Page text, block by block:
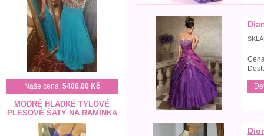
Naše cena: 5400.00 Kč
MODRÉ HLADKÉ TYLOVÉ
PLESOVÉ ŠATY NA RAMÍNKA